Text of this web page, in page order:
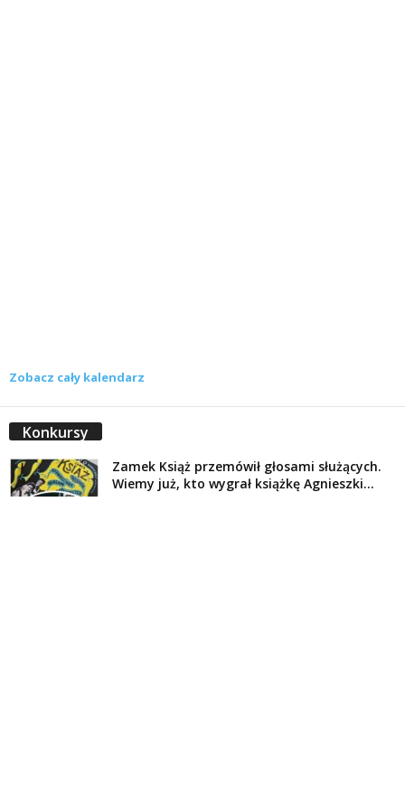
Zobacz cały kalendarz
Konkursy
Zamek Książ przemówił głosami służących.
Wiemy już, kto wygrał książkę Agnieszki...